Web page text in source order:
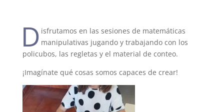
D isfrutamos en las sesiones de matemáticas
manipulativas jugando y trabajando con los
policubos, las regletas y el material de conteo.
¡Imagínate qué cosas somos capaces de crear!